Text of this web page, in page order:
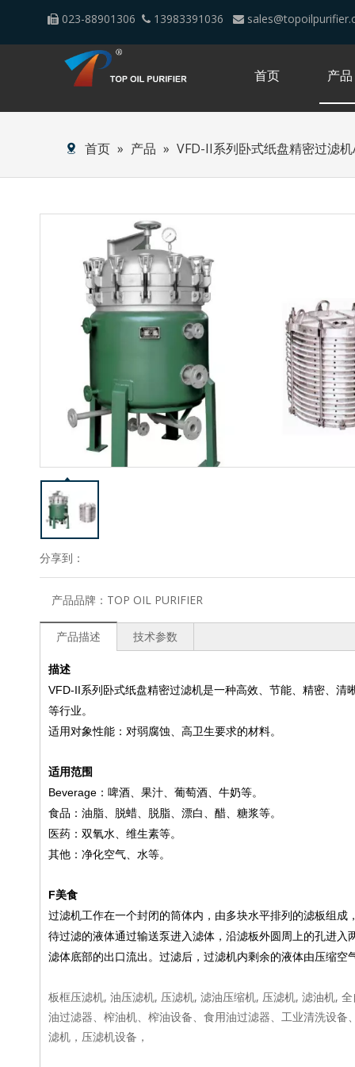
 023-88901306  13983391036 
首页 产品
首页 » 产品 » VFD-II系列卧式纸盘精密过滤
分享到：
产品品牌： TOP OIL PURIFIER
产品描述 技术参数
描述
VFD-II系列卧式纸盘精密过滤机是一种高效、节能、精密、清
等行业。
适用对象性能：对弱腐蚀、高卫生要求的材料。
适用范围
Beverage：啤酒、果汁、葡萄酒、牛奶等。
食品：油脂、脱蜡、脱脂、漂白、醋、糖浆等。
医药：双氧水、维生素等。
其他：净化空气、水等。
F美食
过滤机工作在一个封闭的筒体内，由多块水平排列的滤板组
待过滤的液体通过输送泵进入滤体，沿滤板外圆周上的孔进
滤体底部的出口流出。过滤后，过滤机内剩余的液体由压缩空
板框压滤机, 油压滤机, 压滤机, 滤油压缩机, 压滤机, 滤油机,
油过滤器、榨油机、榨油设备、食用油过滤器、工业清洗设
滤机，压滤机设备，